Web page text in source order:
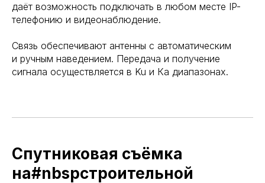
даёт возможность подключать в любом месте IP-
телефонию и видеонаблюдение.
Связь обеспечивают антенны с автоматическим
и ручным наведением. Передача и получение
сигнала осуществляется в Ku и Ка диапазонах.
Спутниковая съёмка
на#nbspстроительной